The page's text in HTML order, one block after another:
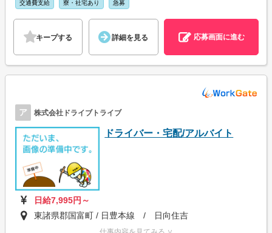
交通費支給 寮・社宅あり 急募
キープする 詳細を見る 応募画面に進む
ア 株式会社ドライブトライブ
ドライバー・宅配/アルバイト
日給7,995円～
東諸県郡国富町 / 日豊本線 / 日向住吉